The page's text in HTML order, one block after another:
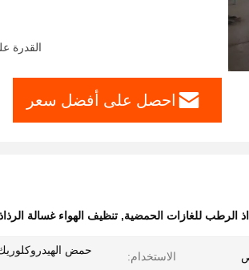
القدرة على
احصل على أفضل سعر
الرطب للغازات الحمضية, تنظيف الهواء غسالة
الاستخدام: